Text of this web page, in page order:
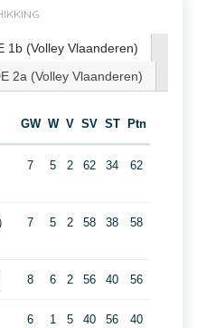
1b (Volley Vlaanderen)
2a (Volley Vlaanderen)
GW W V SV ST Ptn
7 5 2 62 34 62
7 5 2 58 38 58
8 6 2 56 40 56
6 1 5 40 56 40